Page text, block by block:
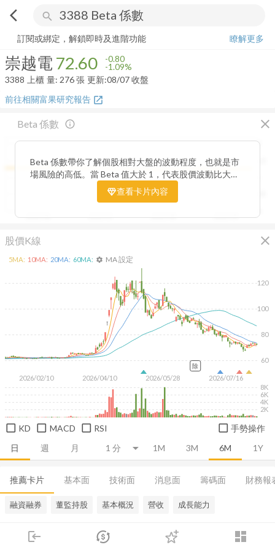
arrow_back_ios search
login dashboard
市場 登入
崇越電 72.60 -1.09%
訂閱或綁定，解鎖即時及進階功能
瞭解更多
崇越電 72.60 -0.80
-1.09%
3388
上櫃 量: 276張 更新:08/07 收盤
前往相關富果研究報告 open_in_new
Beta 係數 close
info_outline
2
Beta 係數帶你了解個股相對大盤的波動程度，也就是市
場風險的高低。當 Beta 值大於 1，代表股價波動比大盤
更劇烈，屬於高風險高報酬型；若 Beta 值小於 1，則表
示波動相對穩定，抗跌性較強。透過觀察 Beta 值的變化
查看卡片內容
股價K線 close
日 週 月 1M 3M 6M 1Y
2026/02/10 2026/04/10 2026/05/28 2026/07/16
60
80
100
120
2K
4K
6K
8K
5MA: 10MA: 20MA: 60MA: settings MA 設定
除
KD MACD RSI 手勢操作
推薦卡片 基本面 技術面 消息面 籌碼面 財務報
融資融券 董監持股 基本概況 營收 成長能力